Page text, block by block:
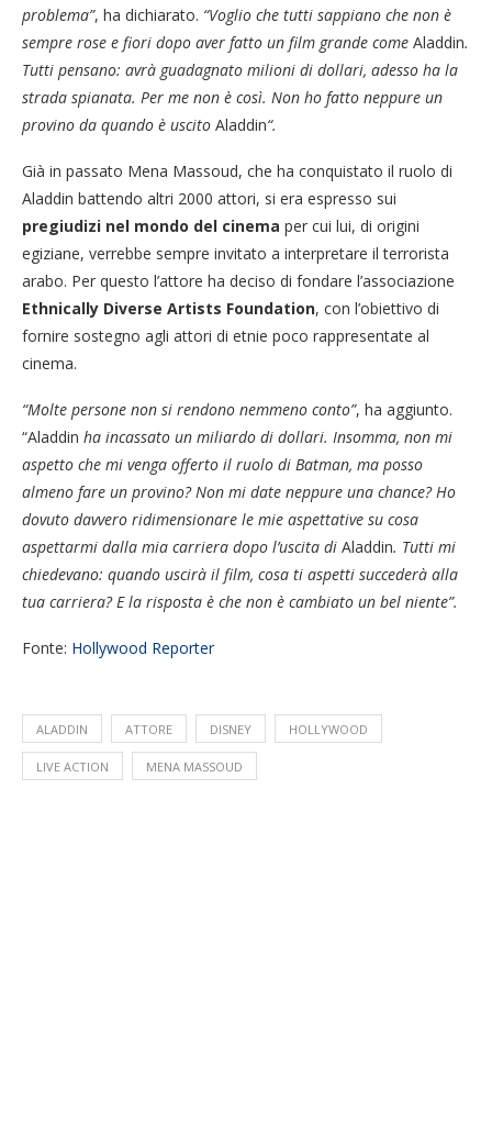
problema”, ha dichiarato. “Voglio che tutti sappiano che non è
sempre rose e fiori dopo aver fatto un film grande come Aladdin.
Tutti pensano: avrà guadagnato milioni di dollari, adesso ha la
strada spianata. Per me non è così. Non ho fatto neppure un
provino da quando è uscito Aladdin“.
Già in passato Mena Massoud, che ha conquistato il ruolo di
Aladdin battendo altri 2000 attori, si era espresso sui
pregiudizi nel mondo del cinema per cui lui, di origini
egiziane, verrebbe sempre invitato a interpretare il terrorista
arabo. Per questo l’attore ha deciso di fondare l’associazione
Ethnically Diverse Artists Foundation, con l’obiettivo di
fornire sostegno agli attori di etnie poco rappresentate al
cinema.
“Molte persone non si rendono nemmeno conto”, ha aggiunto.
“Aladdin ha incassato un miliardo di dollari. Insomma, non mi
aspetto che mi venga offerto il ruolo di Batman, ma posso
almeno fare un provino? Non mi date neppure una chance? Ho
dovuto davvero ridimensionare le mie aspettative su cosa
aspettarmi dalla mia carriera dopo l’uscita di Aladdin. Tutti mi
chiedevano: quando uscirà il film, cosa ti aspetti succederà alla
tua carriera? E la risposta è che non è cambiato un bel niente”.
Fonte: Hollywood Reporter
ALADDIN ATTORE DISNEY HOLLYWOOD
LIVE ACTION MENA MASSOUD